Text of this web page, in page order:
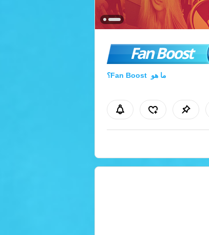
Fan Boost
ما هو Fan Boost؟